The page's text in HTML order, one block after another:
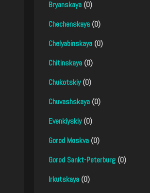
Bryanskaya (0)
Chechenskaya (0)
Chelyabinskaya (0)
Chitinskaya (0)
Chukotskiy(0)
Chuvashskaya (0)
Evenkiyskiy(0)
Gorod Moskva (0)
Gorod Sankt-Peterburg (0)
Irkutskaya (0)